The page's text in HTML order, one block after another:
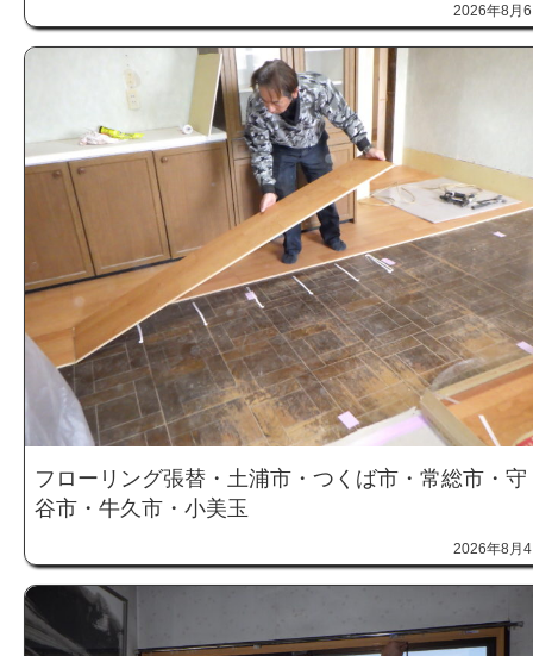
2026年8月
フローリング張替・土浦市・つくば市・常総市・守
谷市・牛久市・小美玉
2026年8月